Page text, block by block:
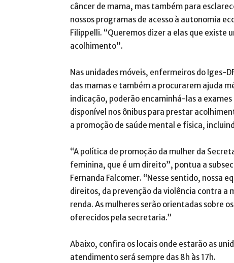
câncer de mama, mas também para
nossos programas de acesso à autonomia
Filippelli. “Queremos dizer a elas que
acolhimento”.
Nas unidades móveis, enfermeiros do Iges-
das mamas e também a procurarem ajuda
indicação, poderão encaminhá-las a
disponível nos ônibus para prestar
a promoção de saúde mental e física,
“A política de promoção da mulher da
feminina, que é um direito”, pontua a
Fernanda Falcomer. “Nesse sentido, nossa
direitos, da prevenção da violência contra a
renda. As mulheres serão orientadas sobre
oferecidos pela secretaria.”
Abaixo, confira os locais onde estarão as
atendimento será sempre das 8h às 17h.